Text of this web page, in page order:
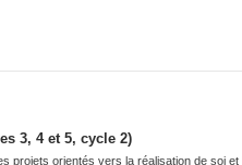
3, 4 et 5, cycle 2)
projets orientés vers la réalisation de soi